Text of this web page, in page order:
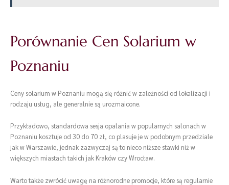
Porównanie Cen Solarium w
Poznaniu
Ceny solarium w Poznaniu mogą się różnić w zależności od lokalizacji i
rodzaju usług, ale generalnie są urozmaicone.
Przykładowo, standardowa sesja opalania w popularnych salonach w
Poznaniu kosztuje od 30 do 70 zł, co plasuje je w podobnym przedziale
jak w Warszawie, jednak zazwyczaj są to nieco niższe stawki niż w
większych miastach takich jak Kraków czy Wrocław.
Warto także zwrócić uwagę na różnorodne promocje, które są regularnie